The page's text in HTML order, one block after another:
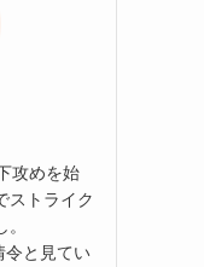
攻めを始
ストライク
と見てい